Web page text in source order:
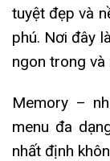
tuyệt đẹp và
phú. Nơi đây
ngon trong và
Memory –
menu đa
nhất định